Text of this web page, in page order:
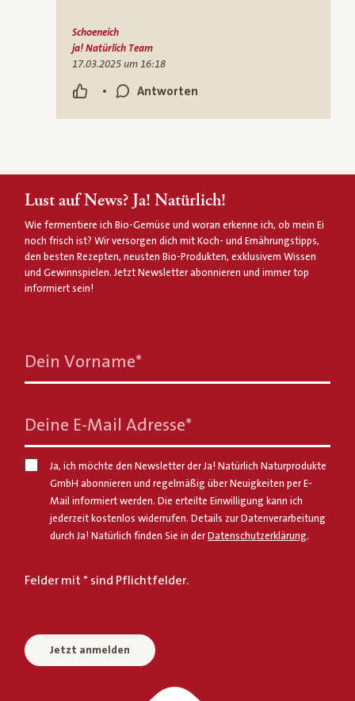
• Antworten
Schoeneich
ja! Natürlich Team
17.03.2025 um 16:18
Lust auf News? Ja! Natürlich!
Wie fermentiere ich Bio-Gemüse und woran erkenne ich, ob mein Ei
noch frisch ist? Wir versorgen dich mit Koch- und Ernährungstipps,
den besten Rezepten, neusten Bio-Produkten, exklusivem Wissen
und Gewinnspielen. Jetzt Newsletter abonnieren und immer top
informiert sein!
Dein Vorname*
Deine E-Mail Adresse*
Ja, ich möchte den Newsletter der Ja! Natürlich Naturprodukte
GmbH abonnieren und regelmäßig über Neuigkeiten per E-
Mail informiert werden. Die erteilte Einwilligung kann ich
jederzeit kostenlos widerrufen. Details zur Datenverarbeitung
durch Ja! Natürlich finden Sie in der Datenschutzerklärung.
Felder mit * sind Pflichtfelder.
Jetzt anmelden